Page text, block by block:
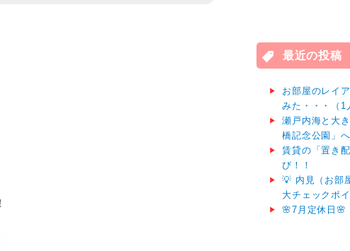
最近の投稿
お部屋のレイ
みた・・・（1
瀬戸内海と大
橋記念公園」
賃貸の「置き
び！！
💡 内見（お部
大チェックポイ
🌸7月定休日🌸